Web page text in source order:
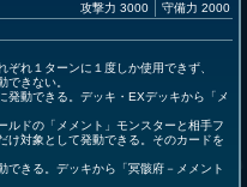
攻撃力 3000 守備力 2000
れ１ターンに１度しか使用できず、
きない。
動できる。デッキ・EXデッキから「メ
ドの「メメント」モンスターと相手フ
け対象として発動できる。そのカードを
きる。デッキから「冥骸府－メメント